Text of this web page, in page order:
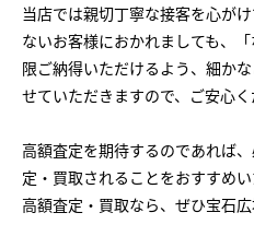
当店では親切丁寧な接客を心が
ないお客様におかれましても、
限ご納得いただけるよう、細か
せていただきますので、ご安心く
高額査定を期待するのであれば
定・買取されることをおすすめ
高額査定・買取なら、ぜひ宝石